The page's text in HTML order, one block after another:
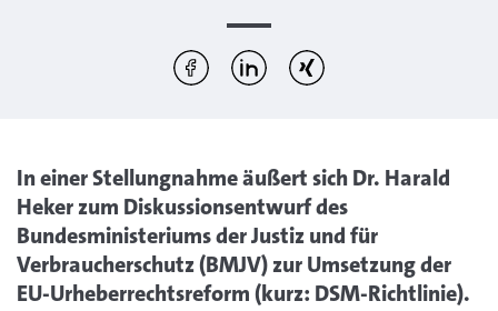
Diesen Artikel teilen: Per Facebook teilen
Per LinkedIn teilen
Per Xing teilen
In einer Stellungnahme äußert sich Dr. Harald
Heker zum Diskussionsentwurf des
Bundesministeriums der Justiz und für
Verbraucherschutz (BMJV) zur Umsetzung der
EU-Urheberrechtsreform (kurz: DSM-Richtlinie).